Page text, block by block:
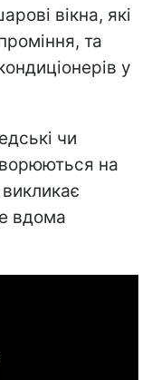
вікна, які
та
у
чи
на
вдома